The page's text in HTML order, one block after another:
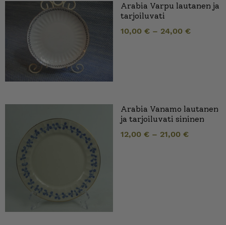
Arabia Varpu lautanen ja
tarjoiluvati
10,00 € – 24,00 €
Arabia Vanamo lautanen
ja tarjoiluvati sininen
12,00 € – 21,00 €